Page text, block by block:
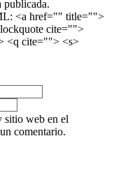
publicada.
<a href="" title="">
cite="">
<q cite=""> <s>
sitio web en el
comentario.